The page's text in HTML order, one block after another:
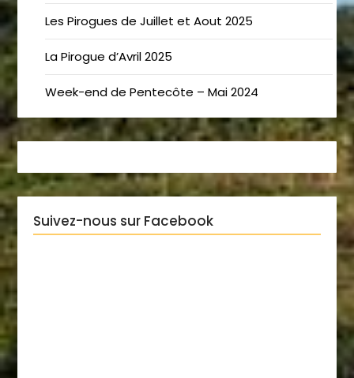
Les Pirogues de Juillet et Aout 2025
La Pirogue d’Avril 2025
Week-end de Pentecôte – Mai 2024
Suivez-nous sur Facebook